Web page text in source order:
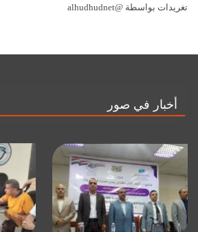
تغريدات بواسطة @alhudhudnet
أخبار في صور